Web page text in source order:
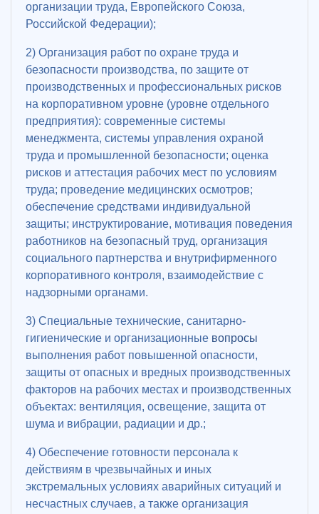
организации труда, Европейского Союза,
Российской Федерации);
2) Организация работ по охране труда и
безопасности производства, по защите от
производственных и профессиональных рисков
на корпоративном уровне (уровне отдельного
предприятия): современные системы
менеджмента, системы управления охраной
труда и промышленной безопасности; оценка
рисков и аттестация рабочих мест по условиям
труда; проведение медицинских осмотров;
обеспечение средствами индивидуальной
защиты; инструктирование, мотивация поведения
работников на безопасный труд, организация
социального партнерства и внутрифирменного
корпоративного контроля, взаимодействие с
надзорными органами.
3) Специальные технические, санитарно-
гигиенические и организационные вопросы
выполнения работ повышенной опасности,
защиты от опасных и вредных производственных
факторов на рабочих местах и производственных
объектах: вентиляция, освещение, защита от
шума и вибрации, радиации и др.;
4) Обеспечение готовности персонала к
действиям в чрезвычайных и иных
экстремальных условиях аварийных ситуаций и
несчастных случаев, а также организация